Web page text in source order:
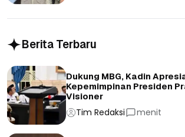
Berita Terbaru
Dukung MBG, Kadin
Kepemimpinan Presiden
Visioner
Tim Redaksi menit